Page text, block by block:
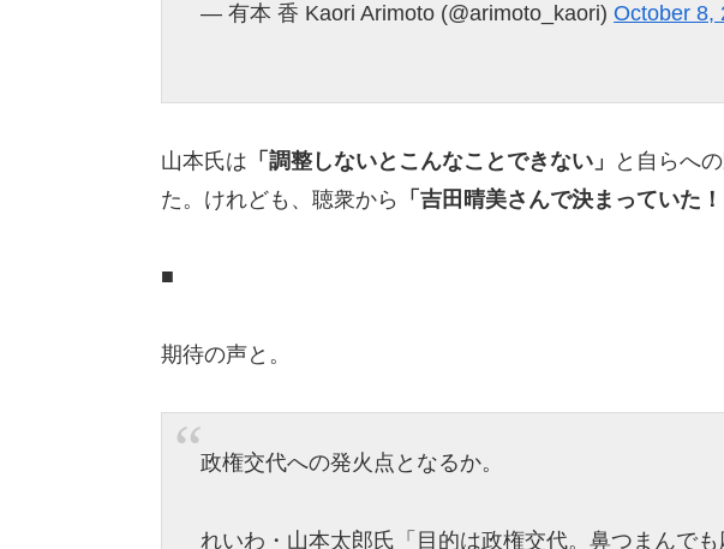
— 有本 香 Kaori Arimoto (@arimoto_kaori)October 8,
山本氏は 「調整しないとこんなことできない」
と自らへ
た。けれども、聴衆から
「吉田晴美さんで決まっていた！
■
期待の声と。
政権交代への発火点となるか。
れいわ・山本太郎氏「目的は政権交代。鼻つまんで